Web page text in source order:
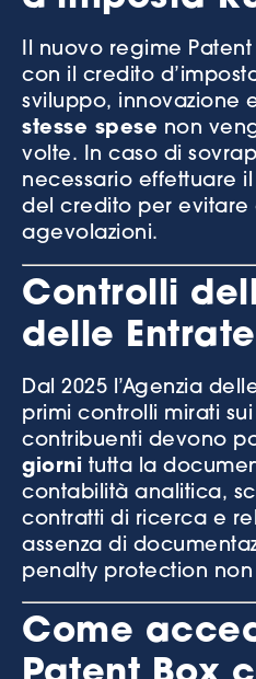
Il nuovo regime
con il credito
sviluppo, innovazione
stesse spese non
volte. In caso di
necessario effettuare
del credito per evitare
agevolazioni.
Controlli
delle Entrate
Dal 2025 l’Agenzia
primi controlli mirati sui
contribuenti devono
giorni tutta la
contabilità analitica,
contratti di ricerca e
assenza di
penalty protection
Come